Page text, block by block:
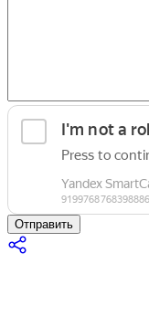
Отправить